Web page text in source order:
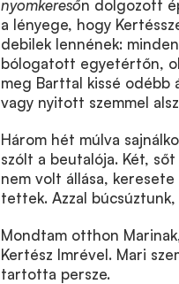
nyomkeresőn dolgozott
a lényege, hogy
debilek lennének:
bólogatott egyetértőn,
meg Barttal kissé odébb
vagy nyitott szemmel
Három hét múlva
szólt a beutalója. Két,
nem volt állása,
tettek. Azzal
Mondtam otthon
Kertész Imrével. Mari
tartotta persze.